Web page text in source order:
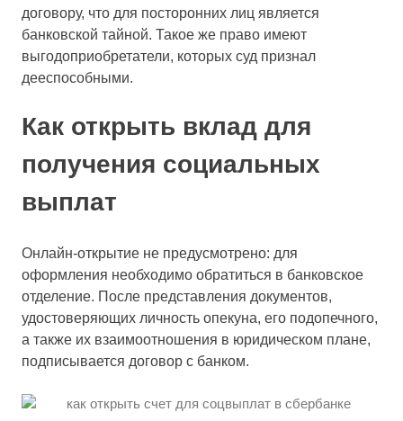
договору, что для посторонних лиц является
банковской тайной. Такое же право имеют
выгодоприобретатели, которых суд признал
дееспособными.
Как открыть вклад для
получения социальных
выплат
Онлайн-открытие не предусмотрено: для
оформления необходимо обратиться в банковское
отделение. После представления документов,
удостоверяющих личность опекуна, его подопечного,
а также их взаимоотношения в юридическом плане,
подписывается договор с банком.